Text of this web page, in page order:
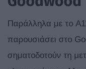
Παράλληλα με το
παρουσιάσει στο
σηματοδοτούν τη